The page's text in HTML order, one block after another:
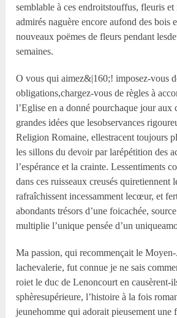
semblable à ces endroitstouffus, fleuris et
admirés naguère encore aufond des bois
nouveaux poëmes de fleurs pendant
semaines.
O vous qui aimez&|160;! imposez-vous
obligations,chargez-vous de règles à
l’Eglise en a donné pourchaque jour aux
grandes idées que lesobservances
Religion Romaine, ellestracent toujours
les sillons du devoir par larépétition des
l’espérance et la crainte. Lessentiments
dans ces ruisseaux creusés quiretiennent
rafraîchissent incessamment lecœur, et
abondants trésors d’une foicachée,
multiplie l’unique pensée d’un
Ma passion, qui recommençait le
lachevalerie, fut connue je ne sais
roiet le duc de Lenoncourt en causèrent-
sphèresupérieure, l’histoire à la fois
jeunehomme qui adorait pieusement une